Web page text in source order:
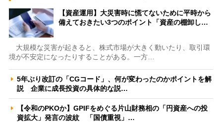
【資産運用】大災害時に慌てないために平時から
備えておきたい3つのポイント「資産の棚卸し…
大規模な災害が起きると、株式市場が大きく動いたり、取引環
境が不安定になったりすることがある。一方…
5年ぶり改訂の「CGコード」、何が変わったのかポイントを解
説 企業に成長投資の具体的な説…
【令和のPKOか】GPIFをめぐる片山財務相の「円資産への投
資拡大」発言の波紋 「国債重視」…